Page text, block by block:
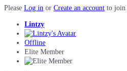
Please Log in or Create an account to join
Lintzy
Offline
Elite Member